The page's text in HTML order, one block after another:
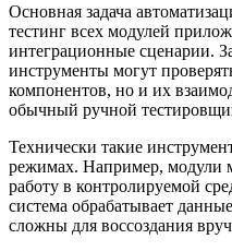
Основная задача
тестинг всех модулей
интеграционные сценарии.
инструменты могут
компонентов, но и их
обычный ручной
Технически такие
режимах. Например, модули
работу в контролируемой
система обрабатывает
сложны для воссоздания